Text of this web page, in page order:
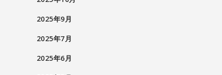
2025年9月
2025年7月
2025年6月